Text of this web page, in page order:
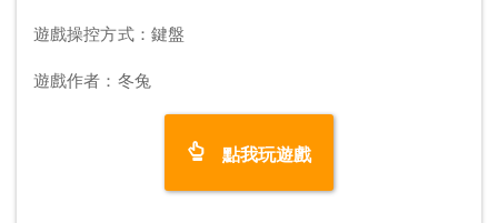
遊戲操控方式：鍵盤
遊戲作者：冬兔
點我玩遊戲